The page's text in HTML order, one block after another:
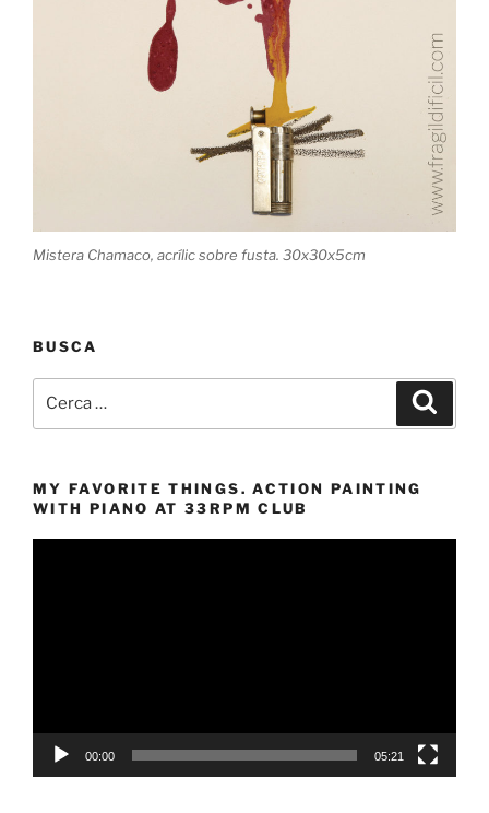
Mistera Chamaco, acrílic sobre fusta. 30x30x5cm
BUSCA
MY FAVORITE THINGS. ACTION PAINTING
WITH PIANO AT 33RPM CLUB
00:00 05:21